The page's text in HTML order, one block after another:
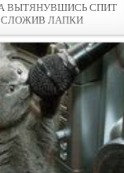
ВЫТЯНУВШИСЬ СПИТ
СЛОЖИВ ЛАПКИ